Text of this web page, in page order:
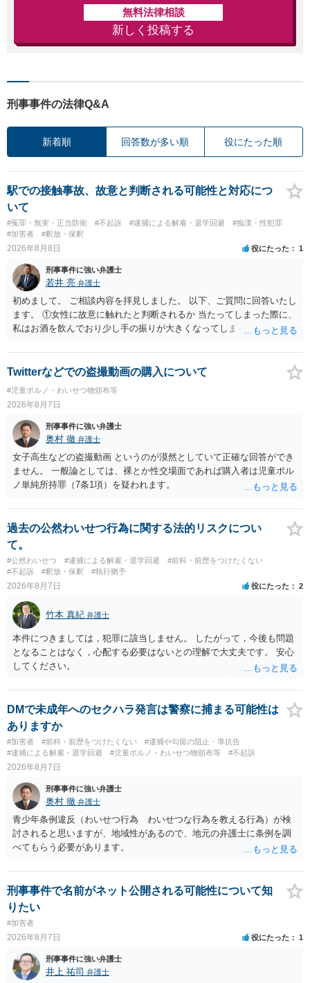
無料法律相談
新しく投稿する
刑事事件の法律Q&A
新着順 回答数が多い順 役にたった順
駅での接触事故、故意と判断される可能性と対応につ
いて
#冤罪・無実・正当防衛 #不起訴 #逮捕による解雇・退学回避
#痴漢・性犯罪
#加害者
#釈放・保釈
2026年8月8日 役にたった 1
刑事事件に強い弁護士
若井 亮 弁護士
初めまして。 ご相談内容を拝見しました。 以下、ご質問に回答いたし
ます。 ①女性に故意に触れたと判断されるか 当たってしまった際に、
私はお酒を飲んでおり少し手の振りが大きくなってしまっていたこと
いた場合、故意だと判定されやすいのでしょうか？ お伺いする限り、
故意があると判断されることは無いかと思います。 ②逮捕、呼び出し
捕、呼び出しされる可能性はどれほどでしょうか？ 誤って当たってし
まっただけであり、さらにその場で女性等のアクションが無かったこ
とからすると、この後に呼び出される可能性は極めて低いと思いま
す。 ③逮捕呼び出しまでの期間 大体どれほどの期間逮捕呼び出しの可
能性があると考えれば良いのでしょうか？ 逮捕や呼び出しの可能性は
極めて低いと思います。 連絡が来ることはないでしょう。
Twitterなどでの盗撮動画の購入について
#児童ポルノ・わいせつ物頒布等
2026年8月7日
刑事事件に強い弁護士
奥村 徹 弁護士
女子高生などの盗撮動画 というのが漠然としていて正確な回答ができ
ません。 一般論としては、裸とか性交場面であれば購入者は児童ポル
ノ単純所持罪（7条1項）を疑われます。
過去の公然わいせつ行為に関する法的リスクについ
て。
#公然わいせつ #逮捕による解雇・退学回避
#前科・前歴をつけたくない
#不起訴
#釈放・保釈 #執行猶予
2026年8月7日 役にたった 2
竹本 真紀 弁護士
本件につきましては，犯罪に該当しません。 したがって，今後も問題
となることはなく，心配する必要はないとの理解で大丈夫です。 安心
してください。
DMで未成年へのセクハラ発言は警察に捕まる可能性は
ありますか
#加害者 #前科・前歴をつけたくない
#逮捕や勾留の阻止・準抗告
#逮捕による解雇・退学回避
#児童ポルノ・わいせつ物頒布等 #不起訴
2026年8月7日
刑事事件に強い弁護士
奥村 徹 弁護士
青少年条例違反（わいせつ行為 わいせつな行為を教える行為）が検
討されると思いますが、地域性があるので、地元の弁護士に条例を調
べてもらう必要があります。
刑事事件で名前がネット公開される可能性について知
りたい
#加害者
2026年8月7日 役にたった 1
刑事事件に強い弁護士
井上 祐司 弁護士